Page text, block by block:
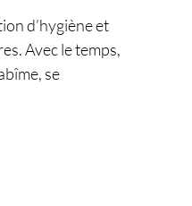
d’hygiène et
Avec le temps,
se